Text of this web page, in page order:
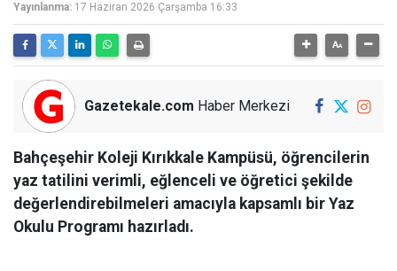
Yayınlanma: 17 Haziran 2026 Çarşamba 16:33
Gazetekale.com Haber Merkezi
Bahçeşehir Koleji Kırıkkale Kampüsü, öğrencilerin
yaz tatilini verimli, eğlenceli ve öğretici şekilde
değerlendirebilmeleri amacıyla kapsamlı bir Yaz
Okulu Programı hazırladı.